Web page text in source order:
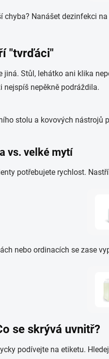
chyba? Nanášet dezinfekci
"tvrďáci"
jiná. Stůl, lehátko ani klika
nejspíš nepěkně podráždila.
vs. velké mytí
potřebujete rychlost.
nebo ordinacích se zase
se skrývá uvnitř?
podívejte na etiketu.